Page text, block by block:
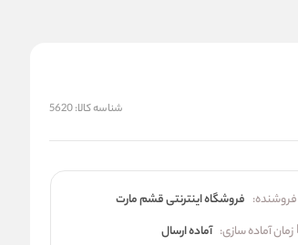
شناسه کالا:5620
فروشنده: فروشگاه اینترنتی قشم مارت
زمان آماده سازی: آماده ارسال